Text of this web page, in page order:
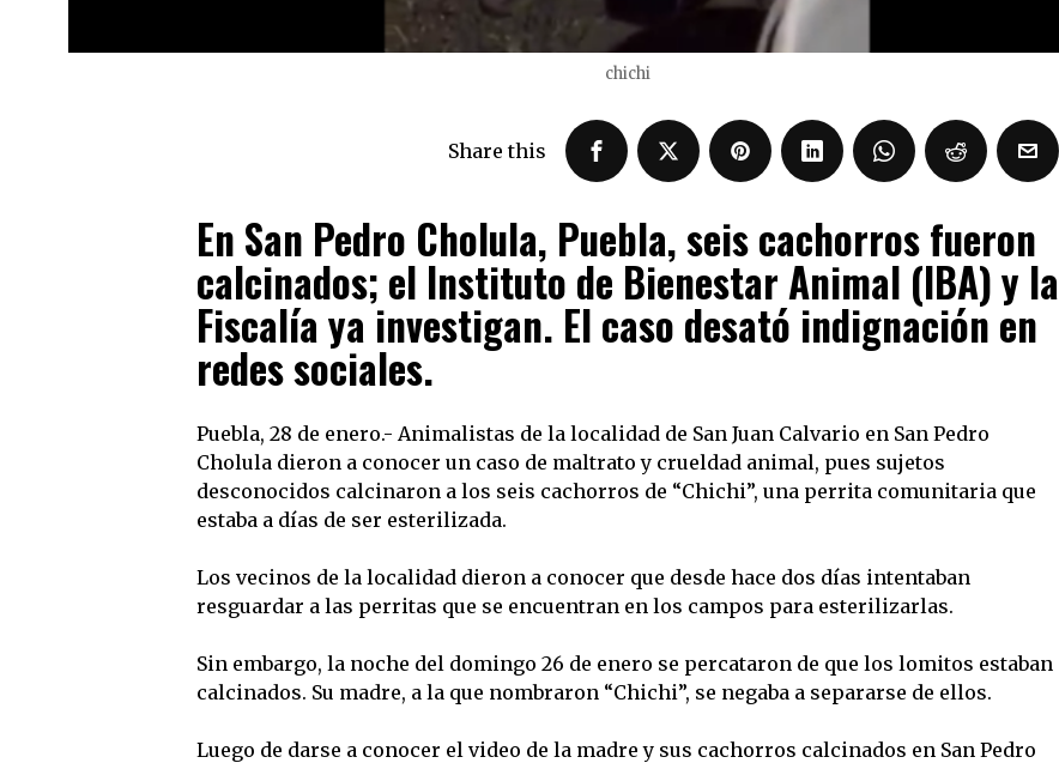
chichi
Share this
En San Pedro Cholula, Puebla, seis cachorros fueron
calcinados; el Instituto de Bienestar Animal (IBA) y la
Fiscalía ya investigan. El caso desató indignación en
redes sociales.
Puebla, 28 de enero.- Animalistas de la localidad de San Juan Calvario en San Pedro
Cholula dieron a conocer un caso de maltrato y crueldad animal, pues sujetos
desconocidos calcinaron a los seis cachorros de “Chichi”, una perrita comunitaria que
estaba a días de ser esterilizada.
Los vecinos de la localidad dieron a conocer que desde hace dos días intentaban
resguardar a las perritas que se encuentran en los campos para esterilizarlas.
Sin embargo, la noche del domingo 26 de enero se percataron de que los lomitos estaban
calcinados. Su madre, a la que nombraron “Chichi”, se negaba a separarse de ellos.
Luego de darse a conocer el video de la madre y sus cachorros calcinados en San Pedro